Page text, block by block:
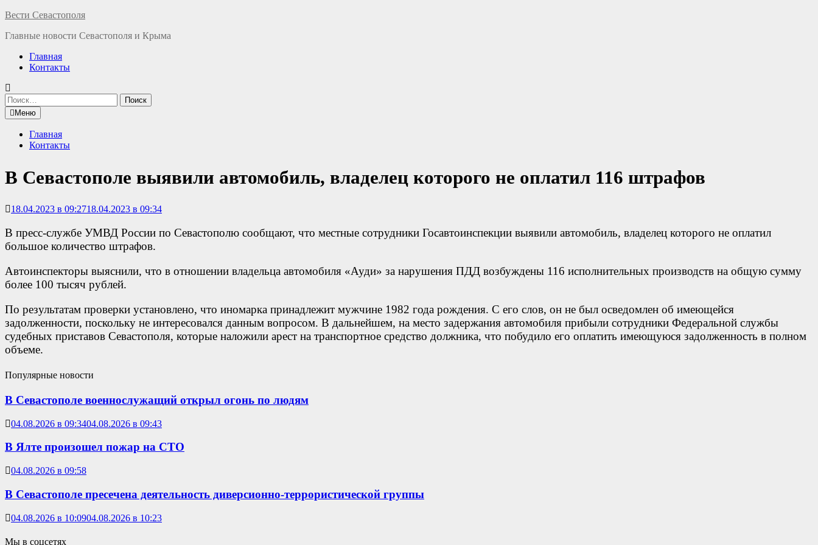
Перейти
содержимому
Вести Севастополя
Главные новости Севастополя и Крыма
Главная
Контакты
Найти:
Меню
Главная
Контакты
В Севастополе выявили автомобиль, владелец которого не оплатил 116 штрафов
18.04.2023 в 09:2718.04.2023 в 09:34
В пресс-службе УМВД России по Севастополю сообщают, что местные сотрудники Госавтоинспекции выявили автомобиль, владелец которого не оплатил
большое количество штрафов.
Автоинспекторы выяснили, что в отношении владельца автомобиля «Ауди» за нарушения ПДД возбуждены 116 исполнительных производств на общую сумму
более 100 тысяч рублей.
По результатам проверки установлено, что иномарка принадлежит мужчине 1982 года рождения. С его слов, он не был осведомлен об имеющейся
задолженности, поскольку не интересовался данным вопросом. В дальнейшем, на место задержания автомобиля прибыли сотрудники Федеральной службы
судебных приставов Севастополя, которые наложили арест на транспортное средство должника, что побудило его оплатить имеющуюся задолженность в полном
объеме.
Популярные новости
В Севастополе военнослужащий открыл огонь по людям
04.08.2026 в 09:3404.08.2026 в 09:43
В Ялте произошел пожар на СТО
04.08.2026 в 09:58
В Севастополе пресечена деятельность диверсионно-террористической группы
04.08.2026 в 10:0904.08.2026 в 10:23
Мы в соцсетях